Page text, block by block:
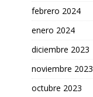
febrero 2024
enero 2024
diciembre 2023
noviembre 2023
octubre 2023